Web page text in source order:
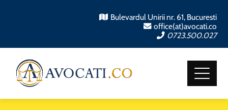
Bulevardul Unirii nr. 61, Bucuresti
office(at)avocati.co
0723.500.027